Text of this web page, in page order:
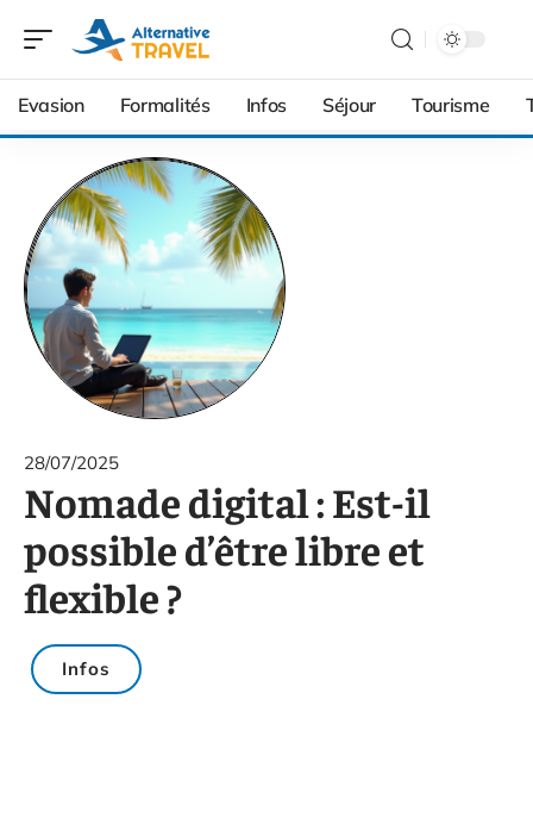
Evasion Formalités Infos Séjour Tourisme
28/07/2025
Nomade digital : Est-il
possible d’être libre et
flexible ?
Infos